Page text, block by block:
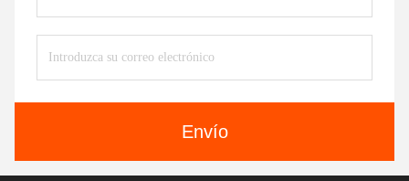
Envío